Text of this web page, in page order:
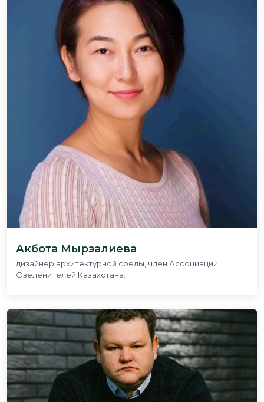
Акбота Мырзалиева
дизайнер архитектурной среды, член Ассоциации
Озеленителей Казахстана.